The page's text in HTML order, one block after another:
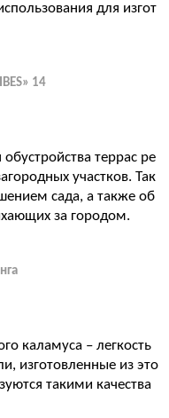
для изгот
14
террас ре
участков. Так
сада, а также об
за городом.
каламуса – легкость
изготовленные из это
такими качества